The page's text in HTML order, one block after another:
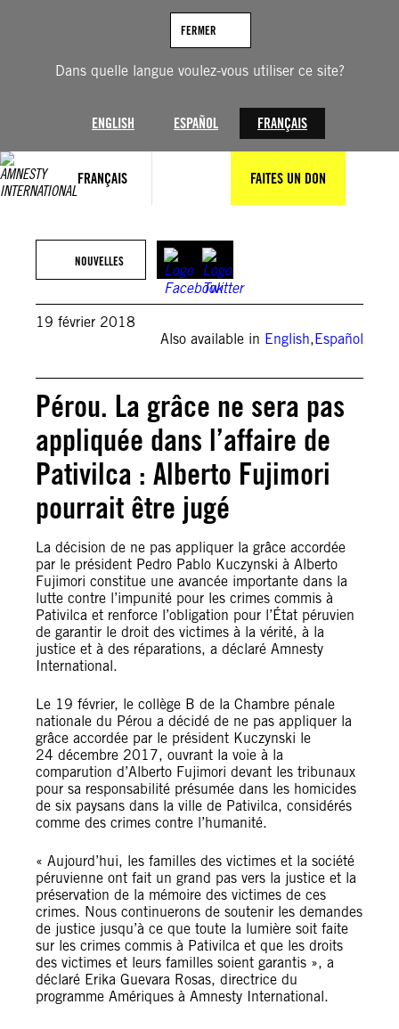
Dans quelle langue voulez-vous utiliser ce site?
ENGLISH ESPAÑOL FRANÇAIS
FERMER
FRANÇAIS FAITES UN DON
NOUVELLES
19 février 2018
Also available in English,Español
Pérou. La grâce ne sera pas
appliquée dans l’affaire de
Pativilca : Alberto Fujimori
pourrait être jugé
La décision de ne pas appliquer la grâce accordée
par le président Pedro Pablo Kuczynski à Alberto
Fujimori constitue une avancée importante dans la
lutte contre l’impunité pour les crimes commis à
Pativilca et renforce l’obligation pour l’État péruvien
de garantir le droit des victimes à la vérité, à la
justice et à des réparations, a déclaré Amnesty
International.
Le 19 février, le collège B de la Chambre pénale
nationale du Pérou a décidé de ne pas appliquer la
grâce accordée par le président Kuczynski le
24 décembre 2017, ouvrant la voie à la
comparution d’Alberto Fujimori devant les tribunaux
pour sa responsabilité présumée dans les homicides
de six paysans dans la ville de Pativilca, considérés
comme des crimes contre l’humanité.
« Aujourd’hui, les familles des victimes et la société
péruvienne ont fait un grand pas vers la justice et la
préservation de la mémoire des victimes de ces
crimes. Nous continuerons de soutenir les demandes
de justice jusqu’à ce que toute la lumière soit faite
sur les crimes commis à Pativilca et que les droits
des victimes et leurs familles soient garantis », a
déclaré Erika Guevara Rosas, directrice du
programme Amériques à Amnesty International.